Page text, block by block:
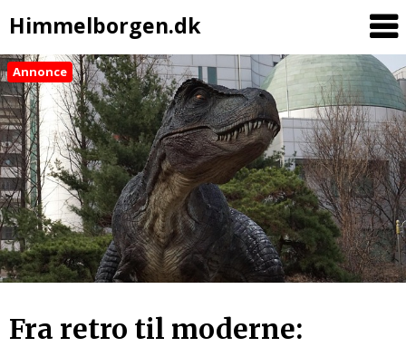
Himmelborgen.dk
Annonce
Fra retro til moderne: